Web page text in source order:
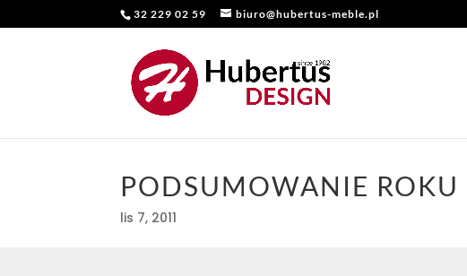
32 229 02 59 biuro@hubertus-meble.pl
PODSUMOWANIE ROKU
lis 7, 2011